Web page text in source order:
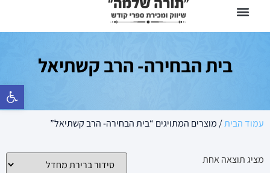
פתח סרגל
בית הבחירה- הרב קשתיאל
עמוד הבית/ מוצרים המתויגים “בית הבחירה- הרב קשתיאל”
מציג תוצאה אחת